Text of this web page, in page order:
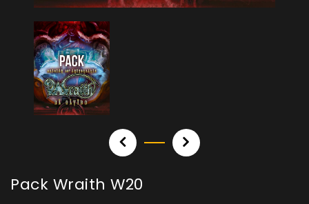
Pack Wraith W20